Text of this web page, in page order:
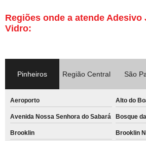
Regiões onde a atende Adesivo
Vidro:
Pinheiros Região Central São
Aeroporto Alto do
Avenida Nossa Senhora do Sabará Bosque
Brooklin Brooklin